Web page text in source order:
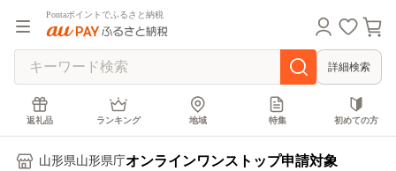
Pontaポイントでふるさと納税
詳細検索
返礼品 ランキング 地域 特集 初めての方
山形県山形県庁オンラインワンストップ申請対象